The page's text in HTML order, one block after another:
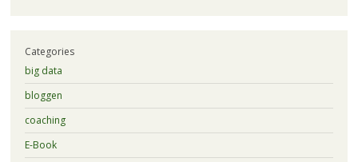
Categories
big data
bloggen
coaching
E-Book